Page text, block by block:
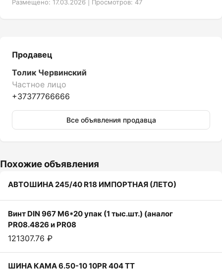
Размещено: 17.03.2026 | Просмотров: 47
Продавец
Толик Червинский
Частное лицо
+37377766666
Все объявления продавца
Похожие объявления
АВТОШИНА 245/40 R18 ИМПОРТНАЯ (ЛЕТО)
Винт DIN 967 M6*20 упак (1 тыс.шт.) (аналог
PR08.4826 и PR08
121307.76 ₽
ШИНА КАМА 6.50-10 10PR 404 TT